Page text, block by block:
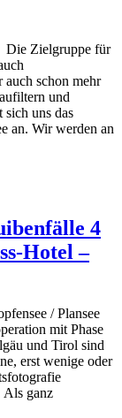
Die Zielgruppe für
auch schon mehr
und
uns das
an. Wir werden an
4
Hotel –
/ Plansee
mit Phase
und Tirol sind
erst wenige oder
Als ganz